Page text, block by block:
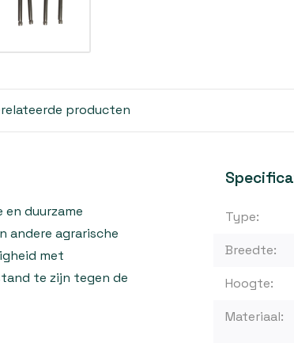
producten
en duurzame
andere agrarische
met
te zijn tegen de
Type:
Breedte:
Hoogte:
Materiaal: